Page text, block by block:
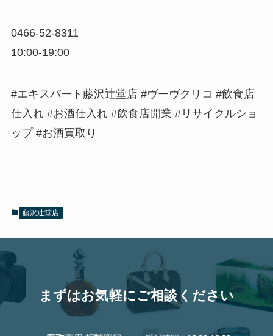
0466-52-8311
10:00-19:00
#エキスパート藤沢辻堂店 #ヴーヴクリコ #飲食店
仕入れ #お酒仕入れ #飲食店開業 #リサイクルショ
ップ #お酒買取り
藤沢辻堂店
まずはお気軽にご相談ください